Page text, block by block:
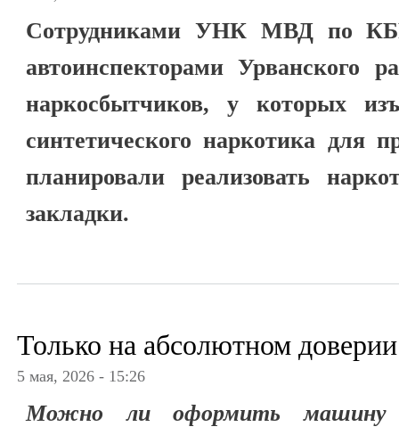
Сотрудниками УНК МВД по
автоинспекторами Урванского
наркосбытчиков, у которых
синтетического наркотика для
планировали реализовать
закладки.
Только на абсолютном доверии
5 мая, 2026 - 15:26
Можно ли оформить машину